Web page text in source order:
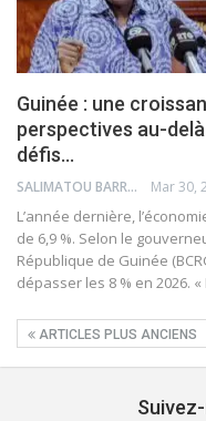
Guinée : une
perspectives au-
défis…
SALIMATOU BARRY Mar 30,
L’année dernière,
de 6,9 %. Selon le
République de Guinée
dépasser les 8 % en 2026.
ARTICLES PLUS ANCIENS